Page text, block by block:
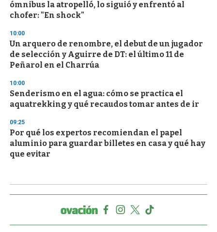
ómnibus la atropelló, lo siguió y enfrentó al
chofer: "En shock"
10:00
Un arquero de renombre, el debut de un jugador
de selección y Aguirre de DT: el último 11 de
Peñarol en el Charrúa
10:00
Senderismo en el agua: cómo se practica el
aquatrekking y qué recaudos tomar antes de ir
09:25
Por qué los expertos recomiendan el papel
aluminio para guardar billetes en casa y qué hay
que evitar